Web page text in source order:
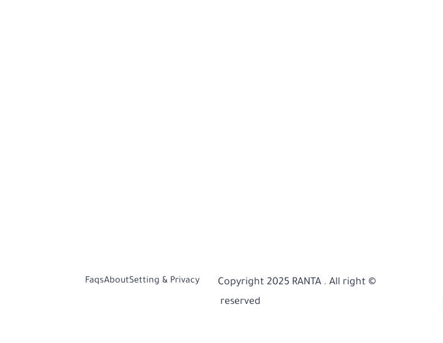
© Copyright 2025 RANTA . All right
reserved
Setting & Privacy
About
Faqs